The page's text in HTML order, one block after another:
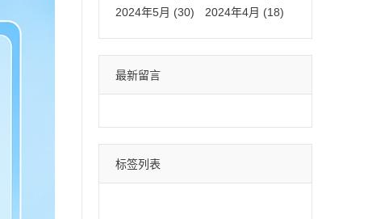
2024年5月 (30)
2024年4月 (18)
最新留言
标签列表